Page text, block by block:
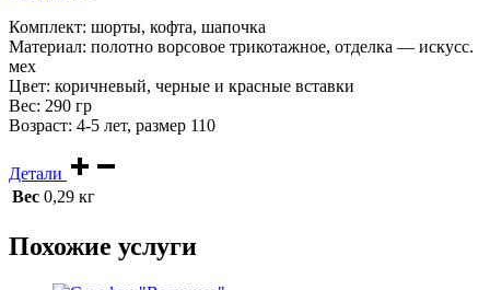
Комплект: шорты, кофта, шапочка
Материал: полотно ворсовое трикотажное, отделка — искусс.
мех
Цвет: коричневый, черные и красные вставки
Вес: 290 гр
Возраст: 4-5 лет, размер 110
Детали
Вес 0,29 кг
Похожие услуги